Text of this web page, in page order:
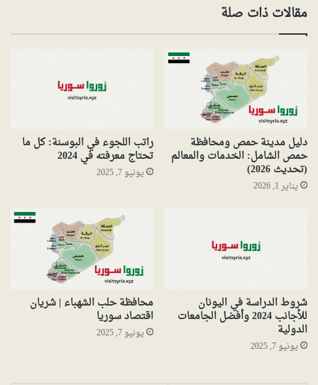
مقالات ذات صلة
دليل مدينة حمص ومحافظة
حمص الشامل: الخدمات والمعالم
(تحديث 2026)
يناير 1, 2026
راتب اللجوء في البوسنة: كل ما
تحتاج معرفته في 2024
يونيو 7, 2025
شروط الدراسة في اليونان
للأجانب 2024 وأفضل الجامعات
الدولية
يونيو 7, 2025
محافظة حلب الشهباء | شريان
اقتصاد سوريا
يونيو 7, 2025